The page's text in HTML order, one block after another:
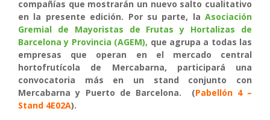
compañías que mostrarán un nuevo salto cualitativo
en la presente edición. Por su parte, la Asociación
Gremial de Mayoristas de Frutas y Hortalizas de
Barcelona y Provincia (AGEM), que agrupa a todas las
empresas que operan en el mercado central
hortofrutícola de Mercabarna, participará una
convocatoria más en un stand conjunto con
Mercabarna y Puerto de Barcelona. (Pabellón 4 –
Stand 4E02A).